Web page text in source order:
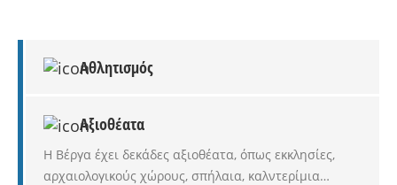
Αθλητισμός
Αξιοθέατα
Η Βέργα έχει δεκάδες αξιοθέατα, όπως εκκλησίες,
αρχαιολογικούς χώρους, σπήλαια, καλντερίμια…